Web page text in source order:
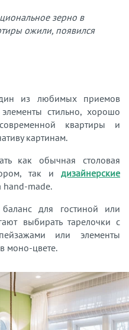
зерно в
ожили, появился
из любимых приемов
стильно, хорошо
квартиры и
картинам.
как обычная столовая
так и дизайнерские
made.
для гостиной или
выбирать тарелочки с
или элементы
моно-цвете.